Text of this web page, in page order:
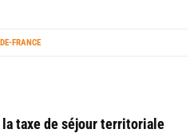
FRANCE
taxe de séjour territoriale